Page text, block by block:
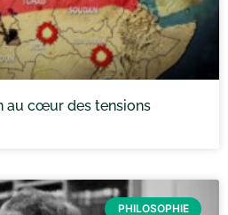
au cœur des tensions
PHILOSOPHIE